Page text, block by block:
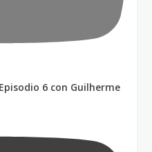
6 con Guilherme